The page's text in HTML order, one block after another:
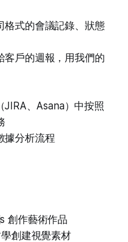
格式的會議記錄、狀態
客戶的週報，用我們的
JIRA、Asana）中按照
據分析流程
創作藝術作品
學創建視覺素材